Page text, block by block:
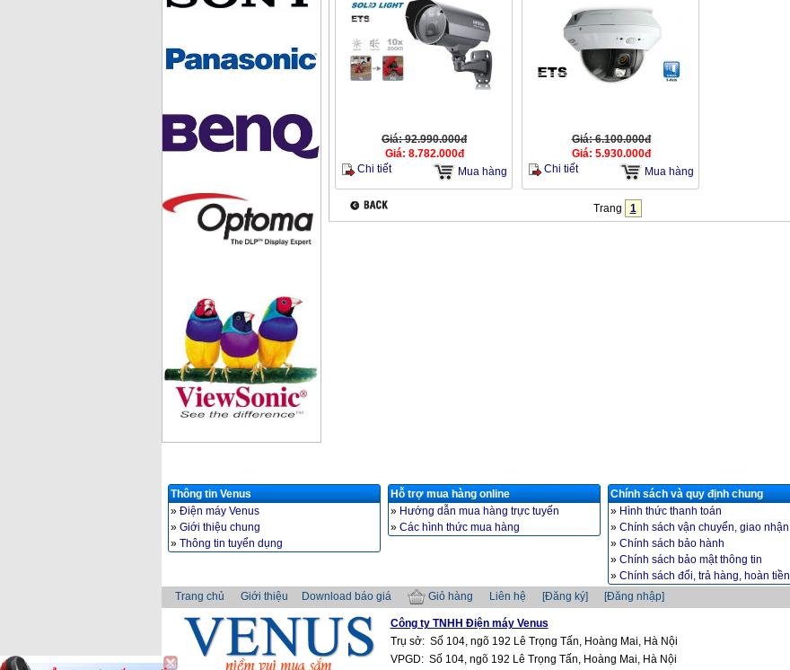
Giá: 92.990.000đ
Giá: 8.782.000đ
Chi tiết
Mua hàng
Giá: 6.100.000đ
Giá: 5.930.000đ
Chi tiết
Mua hàng
Trang 1
Thông tin Venus
» Điện máy Venus
» Giới thiệu chung
» Thông tin tuyển dụng
Hỗ trợ mua hàng online
» Hướng dẫn mua hàng trực tuyến
» Các hình thức mua hàng
Chính sách và quy định chung
» Hình thức thanh toán
» Chính sách vận chuyển, giao nhận
» Chính sách bảo hành
» Chính sách bảo mật thông tin
» Chính sách đổi, trả hàng, hoàn tiền
Trang chủ Giới thiệu Download báo giá Giỏ hàng Liên hệ [Đăng ký] [Đăng nhập]
Công ty TNHH Điện máy Venus
Trụ sở: Số 104, ngõ 192 Lê Trọng Tấn, Hoàng Mai, Hà Nội
VPGD: Số 104, ngõ 192 Lê Trọng Tấn, Hoàng Mai, Hà Nội